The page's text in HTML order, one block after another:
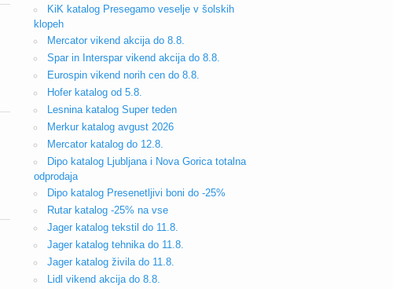
KiK katalog Presegamo veselje v šolskih
klopeh
Mercator vikend akcija do 8.8.
Spar in Interspar vikend akcija do 8.8.
Eurospin vikend norih cen do 8.8.
Hofer katalog od 5.8.
Lesnina katalog Super teden
Merkur katalog avgust 2026
Mercator katalog do 12.8.
Dipo katalog Ljubljana i Nova Gorica totalna
odprodaja
Dipo katalog Presenetljivi boni do -25%
Rutar katalog -25% na vse
Jager katalog tekstil do 11.8.
Jager katalog tehnika do 11.8.
Jager katalog živila do 11.8.
Lidl vikend akcija do 8.8.